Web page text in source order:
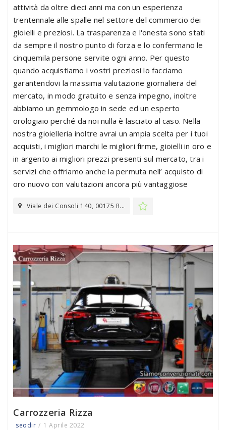
attività da oltre dieci anni ma con un esperienza
trentennale alle spalle nel settore del commercio dei
gioielli e preziosi. La trasparenza e l'onesta sono stati
da sempre il nostro punto di forza e lo confermano le
cinquemila persone servite ogni anno. Per questo
quando acquistiamo i vostri preziosi lo facciamo
garantendovi la massima valutazione giornaliera del
mercato, in modo gratuito e senza impegno, inoltre
abbiamo un gemmologo in sede ed un esperto
orologiaio perché da noi nulla è lasciato al caso. Nella
nostra gioielleria inoltre avrai un ampia scelta per i tuoi
acquisti, i migliori marchi le migliori firme, gioielli in oro e
in argento ai migliori prezzi presenti sul mercato, tra i
servizi che offriamo anche la permuta nell’ acquisto di
oro nuovo con valutazioni ancora più vantaggiose
Viale dei Consoli 140, 00175 R...
Carrozzeria Rizza
seodir 1 Aprile 2022